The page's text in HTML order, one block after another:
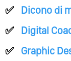
Dicono di
Digital
Graphic